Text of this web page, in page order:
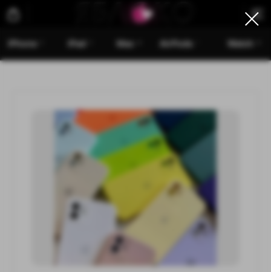
iPhone iPad Mac AirPods Watch